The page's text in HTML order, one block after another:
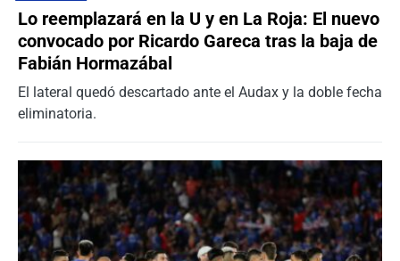
Lo reemplazará en la U y en La Roja: El nuevo
convocado por Ricardo Gareca tras la baja de
Fabián Hormazábal
El lateral quedó descartado ante el Audax y la doble fecha
eliminatoria.